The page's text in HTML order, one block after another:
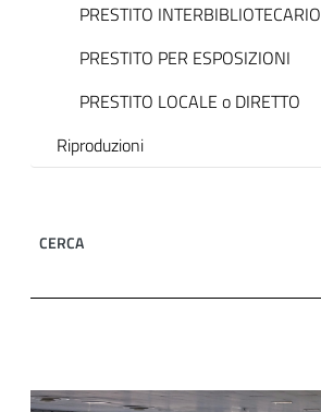
PRESTITO INTERBIBLIOTECARIO
PRESTITO PER ESPOSIZIONI
PRESTITO LOCALE o DIRETTO
Riproduzioni
CERCA